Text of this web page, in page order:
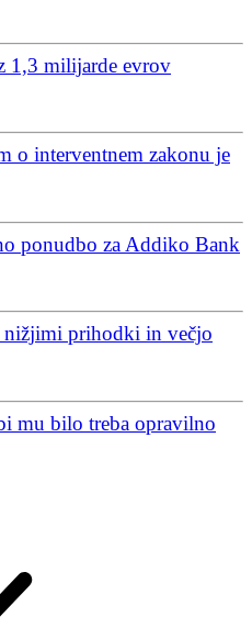
1,3 milijarde evrov
o interventnem zakonu je
ponudbo za Addiko Bank
nižjimi prihodki in večjo
mu bilo treba opravilno